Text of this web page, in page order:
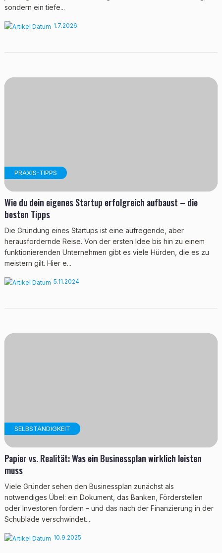
sondern ein tiefe...
1.7.2026
PRAXIS-TIPPS
Wie du dein eigenes Startup erfolgreich aufbaust – die
besten Tipps
Die Gründung eines Startups ist eine aufregende, aber
herausfordernde Reise. Von der ersten Idee bis hin zu einem
funktionierenden Unternehmen gibt es viele Hürden, die es zu
meistern gilt. Hier e...
5.11.2024
SELBSTÄNDIGKEIT
Papier vs. Realität: Was ein Businessplan wirklich leisten
muss
Viele Gründer sehen den Businessplan zunächst als
notwendiges Übel: ein Dokument, das Banken, Förderstellen
oder Investoren fordern – und das nach der Finanzierung in der
Schublade verschwindet....
10.9.2025